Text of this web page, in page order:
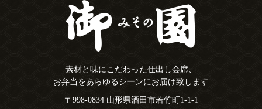
素材と味にこだわった仕出し会席、
お弁当をあらゆるシーンにお届け致します
〒998-0834 山形県酒田市若竹町1-1-1